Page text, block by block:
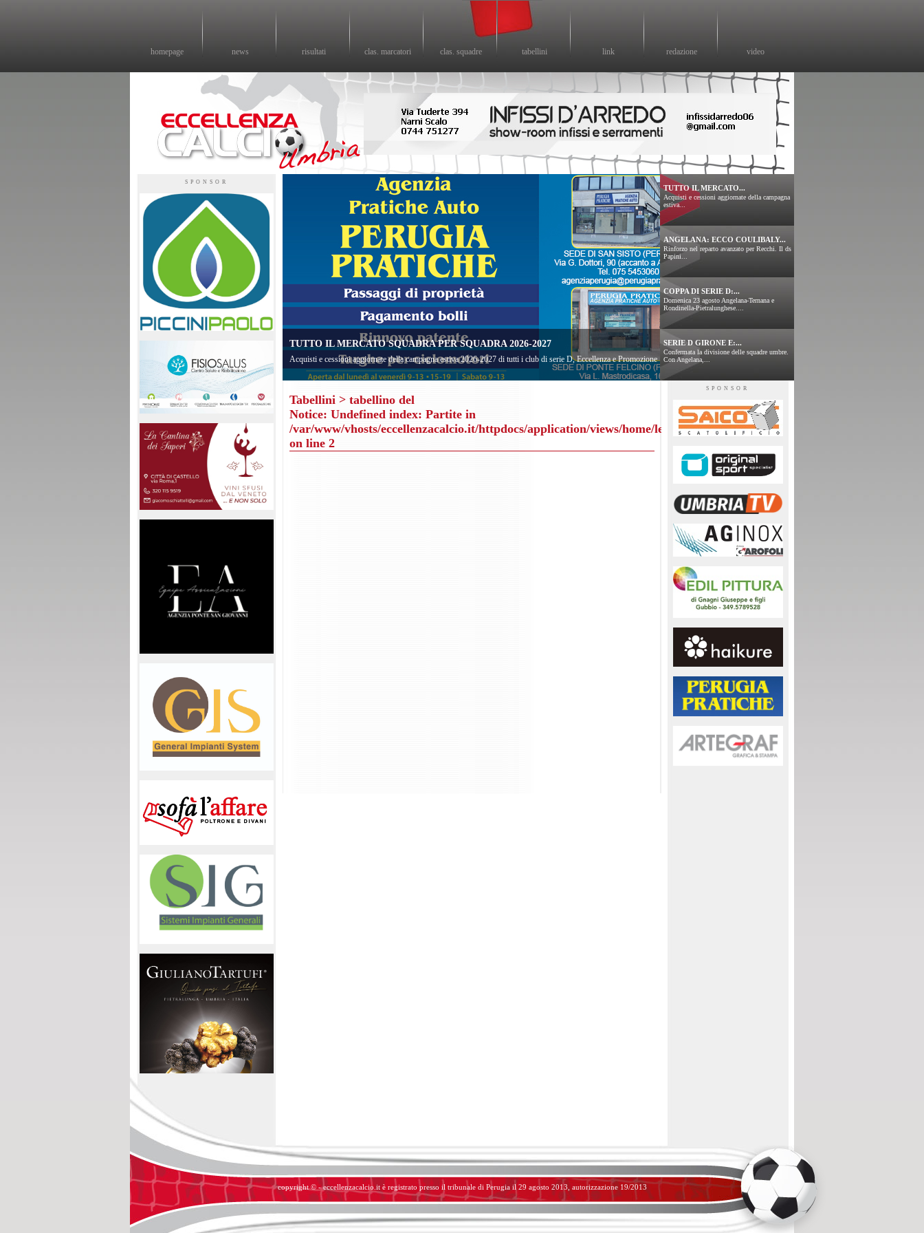
homepage news risultati clas. marcatori clas. squadre tabellini link redazione video
SPONSOR
TUTTO IL MERCATO SQUADRA PER SQUADRA 2026-2027
Acquisti e cessioni aggiornate della campagna estiva 2026-2027 di tutti i club di serie D, Eccellenza e Promozione
TUTTO IL MERCATO...
Acquisti e cessioni aggiornate della campagna
estiva...
ANGELANA: ECCO COULIBALY...
Rinforzo nel reparto avanzato per Recchi. Il ds
Papini...
COPPA DI SERIE D:...
Domenica 23 agosto Angelana-Ternana e
Rondinella-Pietralunghese....
SERIE D GIRONE E:...
Confermata la divisione delle squadre umbre.
Con Angelana,...
Tabellini > tabellino del
Notice: Undefined index: Partite in
/var/www/vhosts/eccellenzacalcio.it/httpdocs/application/views/home/leggitabellini.php
on line 2
SPONSOR
copyright © - eccellenzacalcio.it è registrato presso il tribunale di Perugia il 29 agosto 2013, autorizzazione 19/2013